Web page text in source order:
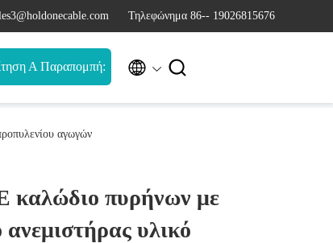
Τηλεφώνημα 86-- 19026815676
Α Παραπομπή:  
αγωγών
καλώδιο πυρήνων με
υλικό